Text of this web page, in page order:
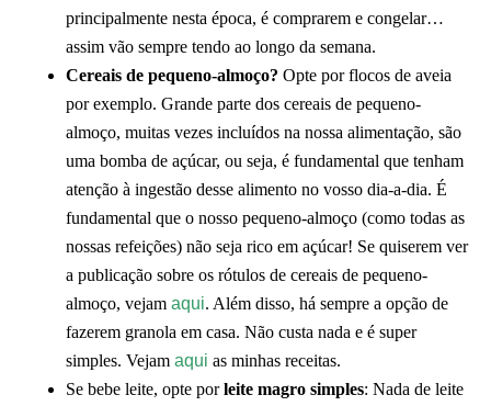
principalmente nesta época, é comprarem e congelar…
assim vão sempre tendo ao longo da semana.
Cereais de pequeno-almoço? Opte por flocos de aveia
por exemplo. Grande parte dos cereais de pequeno-
almoço, muitas vezes incluídos na nossa alimentação, são
uma bomba de açúcar, ou seja, é fundamental que tenham
atenção à ingestão desse alimento no vosso dia-a-dia. É
fundamental que o nosso pequeno-almoço (como todas as
nossas refeições) não seja rico em açúcar! Se quiserem ver
a publicação sobre os rótulos de cereais de pequeno-
almoço, vejam aqui. Além disso, há sempre a opção de
fazerem granola em casa. Não custa nada e é super
simples. Vejam aqui as minhas receitas.
Se bebe leite, opte porleite magro simples: Nada de leite